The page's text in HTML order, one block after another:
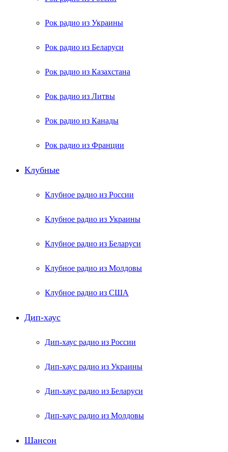
Рок радио из Украины
Рок радио из Беларуси
Рок радио из Казахстана
Рок радио из Литвы
Рок радио из Канады
Рок радио из Франции
Клубные
Клубное радио из России
Клубное радио из Украины
Клубное радио из Беларуси
Клубное радио из Молдовы
Клубное радио из США
Дип-хаус
Дип-хаус радио из России
Дип-хаус радио из Украины
Дип-хаус радио из Беларуси
Дип-хаус радио из Молдовы
Шансон